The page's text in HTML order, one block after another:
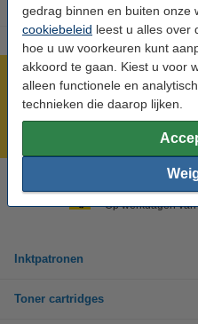
gedrag binnen en buiten onze
cookiebeleid leest u alles over
hoe u uw voorkeuren kunt
akkoord te gaan. Kiest u voor
alleen functionele en
technieken die daarop lijken.
Meer dan 5 miljoen klanten!
Voor 22.00 uur besteld,
Hulp nodig? Bel
Op werkdagen
Inktpatronen
Toner cartridges